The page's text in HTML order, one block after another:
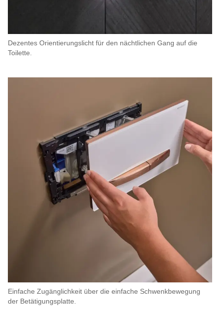
Dezentes Orientierungslicht für den nächtlichen Gang auf die
Toilette.
Einfache Zugänglichkeit über die einfache Schwenkbewegung
der Betätigungsplatte.